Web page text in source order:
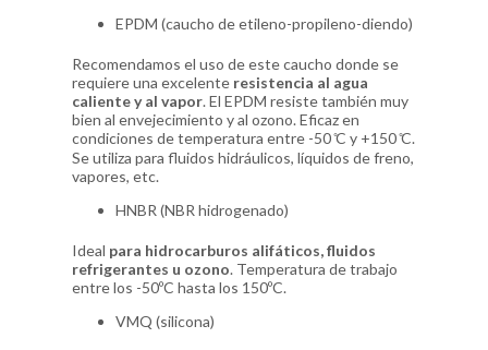
EPDM (caucho de etileno-propileno-diendo)
Recomendamos el uso de este caucho donde se
requiere una excelente resistencia al agua
caliente y al vapor. El EPDM resiste también muy
bien al envejecimiento y al ozono. Eficaz en
condiciones de temperatura entre -50 ̊C y +150 ̊C.
Se utiliza para fluidos hidráulicos, líquidos de freno,
vapores, etc.
HNBR (NBR hidrogenado)
Ideal para hidrocarburos alifáticos, fluidos
refrigerantes u ozono. Temperatura de trabajo
entre los -50ºC hasta los 150ºC.
VMQ (silicona)